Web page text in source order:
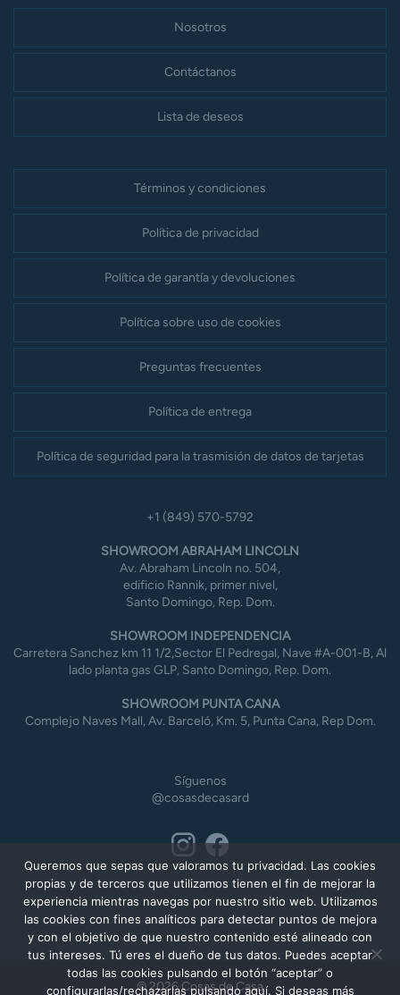
Nosotros
Contáctanos
Lista de deseos
Términos y condiciones
Política de privacidad
Política de garantía y devoluciones
Política sobre uso de cookies
Preguntas frecuentes
Política de entrega
Política de seguridad para la trasmisión de datos de tarjetas
+1 (849) 570-5792
SHOWROOM ABRAHAM LINCOLN
Av. Abraham Lincoln no. 504,
edificio Rannik, primer nivel,
Santo Domingo, Rep. Dom.
SHOWROOM INDEPENDENCIA
Carretera Sanchez km 11 1/2,Sector El Pedregal, Nave #A-001-B, Al
lado planta gas GLP, Santo Domingo, Rep. Dom.
SHOWROOM PUNTA CANA
Complejo Naves Mall, Av. Barceló, Km. 5, Punta Cana, Rep Dom.
Síguenos
@cosasdecasard
© 2026 Cosas de Casa
Queremos que sepas que valoramos tu privacidad. Las cookies
propias y de terceros que utilizamos tienen el fin de mejorar la
experiencia mientras navegas por nuestro sitio web. Utilizamos
las cookies con fines analíticos para detectar puntos de mejora
y con el objetivo de que nuestro contenido esté alineado con
tus intereses. Tú eres el dueño de tus datos. Puedes aceptar
todas las cookies pulsando el botón “aceptar” o
configurarlas/rechazarlas pulsando aquí. Si deseas más